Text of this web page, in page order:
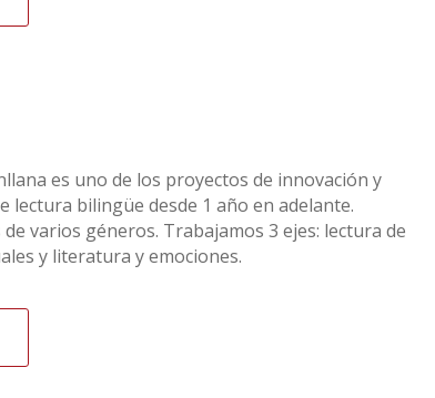
es uno de los proyectos de innovación y
lectura bilingüe desde 1 año en adelante.
varios géneros. Trabajamos 3 ejes: lectura de
y literatura y emociones.